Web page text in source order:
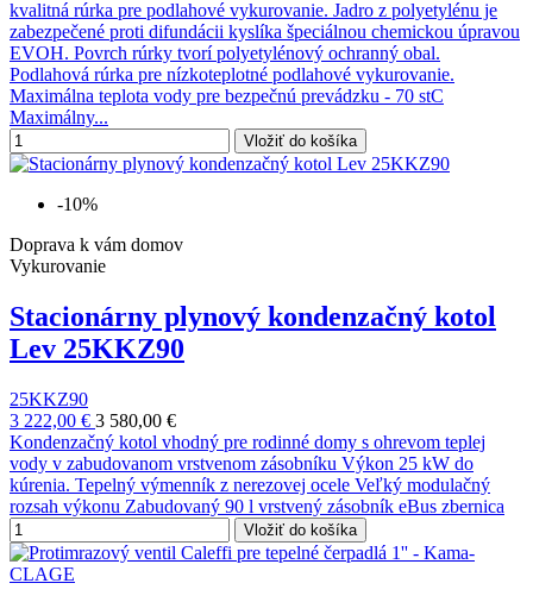
kvalitná rúrka pre podlahové vykurovanie. Jadro z polyetylénu je
zabezpečené proti difundácii kyslíka špeciálnou chemickou úpravou
EVOH. Povrch rúrky tvorí polyetylénový ochranný obal.
Podlahová rúrka pre nízkoteplotné podlahové vykurovanie.
Maximálna teplota vody pre bezpečnú prevádzku - 70 stC
Maximálny...
Vložiť do košíka
-10%
Doprava k vám domov
Vykurovanie
Stacionárny plynový kondenzačný kotol
Lev 25KKZ90
25KKZ90
3 222,00 € 3 580,00 €
Kondenzačný kotol vhodný pre rodinné domy s ohrevom teplej
vody v zabudovanom vrstvenom zásobníku Výkon 25 kW do
kúrenia. Tepelný výmenník z nerezovej ocele Veľký modulačný
rozsah výkonu Zabudovaný 90 l vrstvený zásobník eBus zbernica
Vložiť do košíka